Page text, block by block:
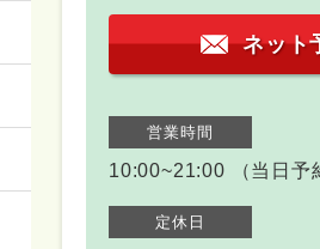
ネット
営業時間
10:00~21:00 （当日予
定休日